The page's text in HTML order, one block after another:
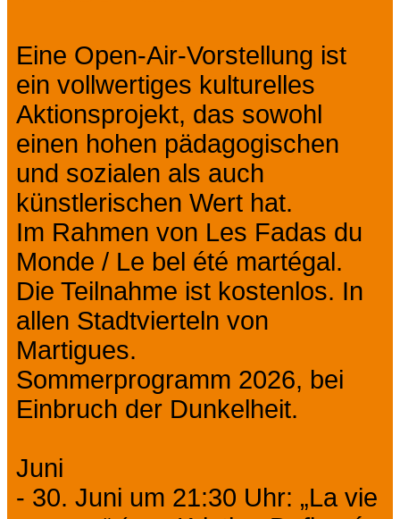
Eine Open-Air-Vorstellung ist
ein vollwertiges kulturelles
Aktionsprojekt, das sowohl
einen hohen pädagogischen
und sozialen als auch
künstlerischen Wert hat.
Im Rahmen von Les Fadas du
Monde / Le bel été martégal.
Die Teilnahme ist kostenlos. In
allen Stadtvierteln von
Martigues.
Sommerprogramm 2026, bei
Einbruch der Dunkelheit.
Juni
- 30. Juni um 21:30 Uhr: „La vie